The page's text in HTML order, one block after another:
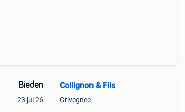
Bieden
23 jul 26
Collignon & Fils
Grivegnee